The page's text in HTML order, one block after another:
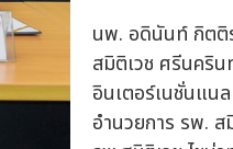
นพ. อดินันท์ กิตติ
สมิติเวช ศรีนคริน
อินเตอร์เนชั่นแ
อำนวยการ รพ.